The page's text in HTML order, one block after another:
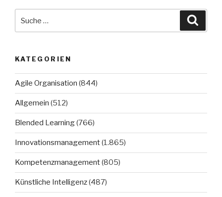
nach:
KATEGORIEN
Agile Organisation (844)
Allgemein (512)
Blended Learning(766)
Innovationsmanagement(1.865)
Kompetenzmanagement(805)
Künstliche Intelligenz(487)